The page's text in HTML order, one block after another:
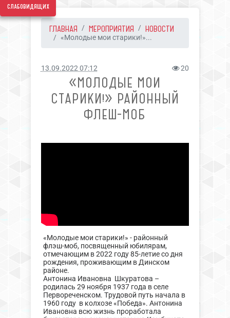
слабовидящих
ГЛАВНАЯ МЕРОПРИЯТИЯ НОВОСТИ
«Молодые мои старики!»...
13.09.2022 07:12 20
«МОЛОДЫЕ МОИ
СТАРИКИ!» РАЙОННЫЙ
ФЛЕШ-МОБ
«Молодые мои старики!» - районный
флэш-моб, посвященный юбилярам,
отмечающим в 2022 году 85-летие со дня
рождения, проживающим в Динском
районе.
Антонина Ивановна Шкуратова –
родилась 29 ноября 1937 года в селе
Первореченском. Трудовой путь начала в
1960 году в колхозе «Победа». Антонина
Ивановна всю жизнь проработала